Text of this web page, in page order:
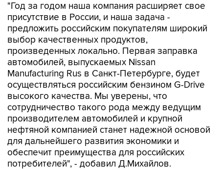
"Год за годом наша компания расширяет свое
присутствие в России, и наша задача -
предложить российским покупателям широкий
выбор качественных продуктов,
произведенных локально. Первая заправка
автомобилей, выпускаемых Nissan
Manufacturing Rus в Санкт-Петербурге, будет
осуществляться российским бензином G-Drive
высокого качества. Мы уверены, что
сотрудничество такого рода между ведущим
производителем автомобилей и крупной
нефтяной компанией станет надежной основой
для дальнейшего развития экономики и
обеспечит преимущества для российских
потребителей", - добавил Д.Михайлов.